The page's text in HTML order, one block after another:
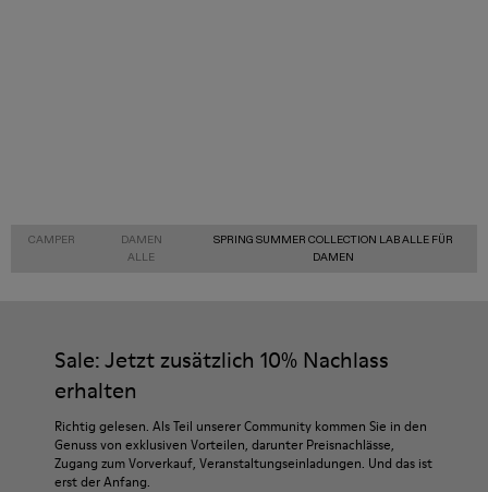
CAMPER
DAMEN
ALLE
SPRING SUMMER COLLECTION LAB ALLE FÜR
DAMEN
Sale: Jetzt zusätzlich 10% Nachlass
erhalten
Richtig gelesen. Als Teil unserer Community kommen Sie in den
Genuss von exklusiven Vorteilen, darunter Preisnachlässe,
Zugang zum Vorverkauf, Veranstaltungseinladungen. Und das ist
erst der Anfang.